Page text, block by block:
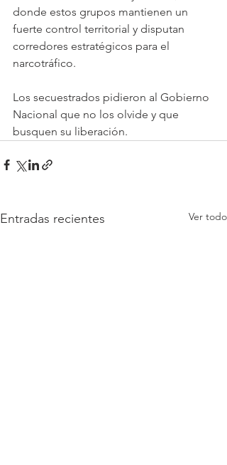
donde estos grupos mantienen un
fuerte control territorial y disputan
corredores estratégicos para el
narcotráfico.
Los secuestrados pidieron al Gobierno
Nacional que no los olvide y que
busquen su liberación.
Entradas recientes Ver todo